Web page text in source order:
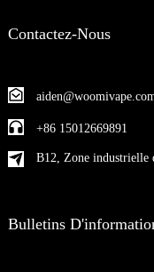
Contactez-Nous
+86 15012669891
B12, Zone industrielle
Bulletins